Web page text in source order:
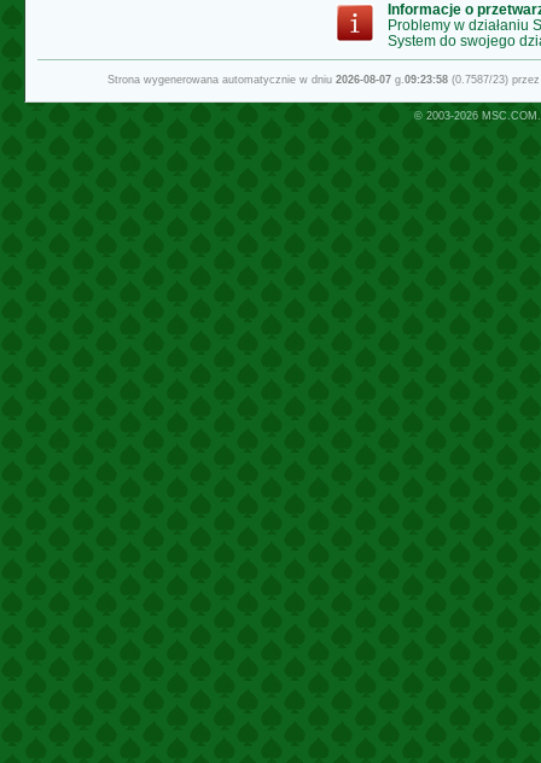
Informacje o
Problemy w działaniu
System do swojego
Strona wygenerowana automatycznie w dniu 2026-08-07g.09:23:58(0.7587/23)
© 2003-2026